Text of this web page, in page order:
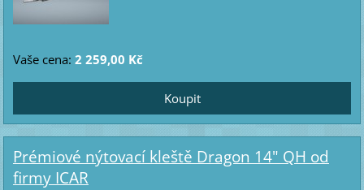
Vaše cena: 2 259,00 Kč
Prémiové nýtovací kleště Dragon 14" QH od
firmy ICAR